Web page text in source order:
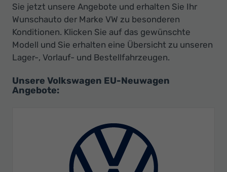
Sie jetzt unsere Angebote und erhalten Sie Ihr
Wunschauto der Marke VW zu besonderen
Konditionen. Klicken Sie auf das gewünschte
Modell und Sie erhalten eine Übersicht zu unseren
Lager-, Vorlauf- und Bestellfahrzeugen.
Unsere Volkswagen EU-Neuwagen
Angebote: